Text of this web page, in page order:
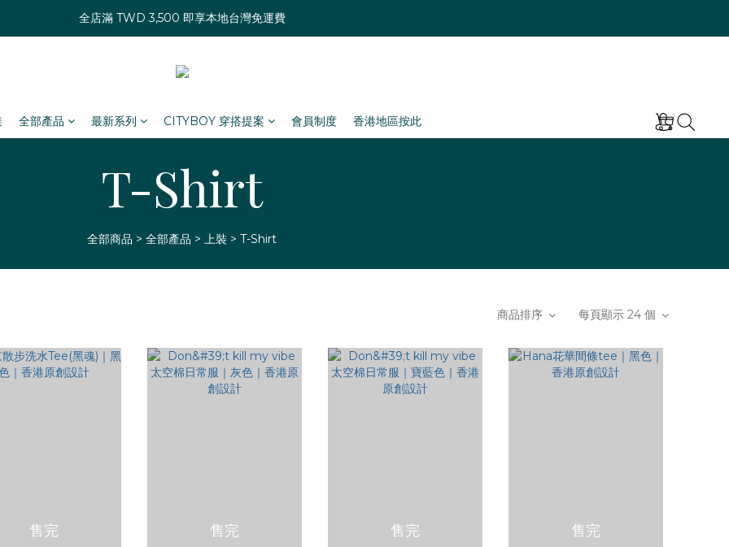
全店滿 TWD 3,500 即享本地台灣免運費
全部產品 最新系列 CITYBOY 穿搭提案 會員制度 香港地區按此
T-Shirt
全部商品 >全部產品 >上裝 >T-Shirt
商品排序 每頁顯示 24 個
售完 售完 售完 售完